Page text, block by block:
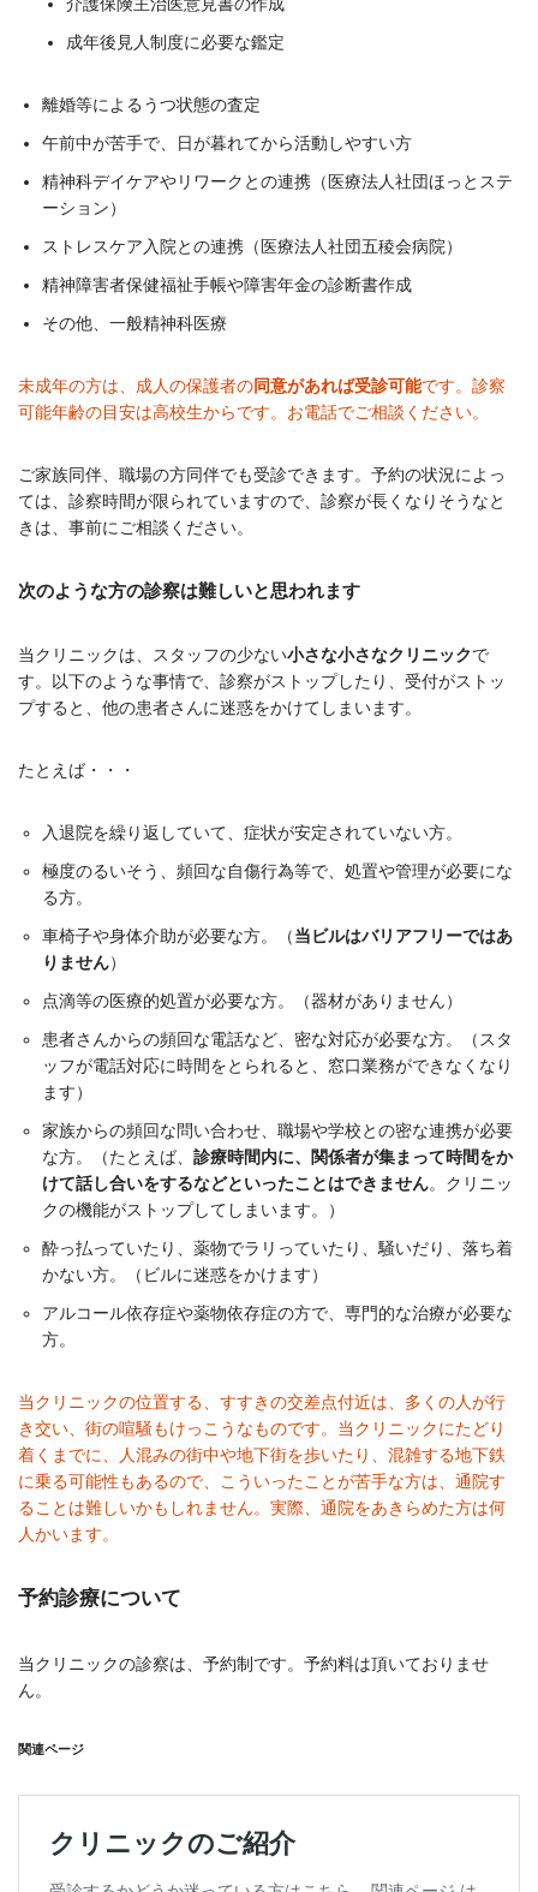
介護保険主治医意見書の作成
成年後見人制度に必要な鑑定
離婚等によるうつ状態の査定
午前中が苦手で、日が暮れてから活動しやすい方
精神科デイケアやリワークとの連携（医療法人社団ほっとステ
ーション）
ストレスケア入院との連携（医療法人社団五稜会病院）
精神障害者保健福祉手帳や障害年金の診断書作成
その他、一般精神科医療
未成年の方は、成人の保護者の同意があれば受診可能です。診察
可能年齢の目安は高校生からです。お電話でご相談ください。
ご家族同伴、職場の方同伴でも受診できます。予約の状況によっ
ては、診察時間が限られていますので、診察が長くなりそうなと
きは、事前にご相談ください。
次のような方の診察は難しいと思われます
当クリニックは、スタッフの少ない小さな小さなクリニックで
す。以下のような事情で、診察がストップしたり、受付がストッ
プすると、他の患者さんに迷惑をかけてしまいます。
たとえば・・・
入退院を繰り返していて、症状が安定されていない方。
極度のるいそう、頻回な自傷行為等で、処置や管理が必要にな
る方。
車椅子や身体介助が必要な方。（当ビルはバリアフリーではあ
りません）
点滴等の医療的処置が必要な方。（器材がありません）
患者さんからの頻回な電話など、密な対応が必要な方。（スタ
ッフが電話対応に時間をとられると、窓口業務ができなくなり
ます）
家族からの頻回な問い合わせ、職場や学校との密な連携が必要
な方。（たとえば、 診療時間内に、関係者が集まって時間をか
けて話し合いをするなどといったことはできません。クリニッ
クの機能がストップしてしまいます。）
酔っ払っていたり、薬物でラリっていたり、騒いだり、落ち着
かない方。（ビルに迷惑をかけます）
アルコール依存症や薬物依存症の方で、専門的な治療が必要な
方。
当クリニックの位置する、すすきの交差点付近は、多くの人が行
き交い、街の喧騒もけっこうなものです。当クリニックにたどり
着くまでに、人混みの街中や地下街を歩いたり、混雑する地下鉄
に乗る可能性もあるので、こういったことが苦手な方は、通院す
ることは難しいかもしれません。実際、通院をあきらめた方は何
人かいます。
予約診療について
当クリニックの診察は、予約制です。予約料は頂いておりませ
ん。
関連ページ